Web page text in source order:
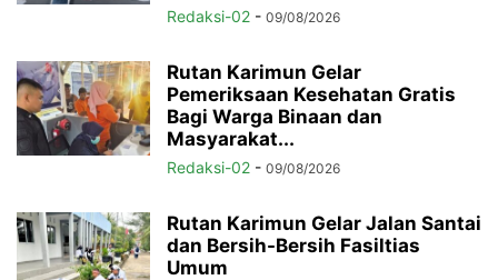
Redaksi-02 - 09/08/2026
Rutan Karimun Gelar
Pemeriksaan Kesehatan Gratis
Bagi Warga Binaan dan
Masyarakat...
Redaksi-02 - 09/08/2026
Rutan Karimun Gelar Jalan Santai
dan Bersih-Bersih Fasiltias
Umum